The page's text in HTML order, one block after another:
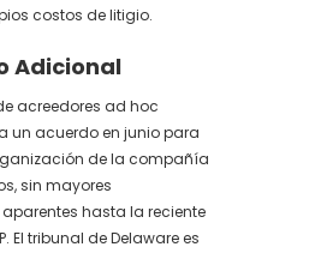
costos de litigio.
Adicional
acreedores ad hoc
un acuerdo en junio para
de la compañía
sin mayores
hasta la reciente
El tribunal de Delaware es